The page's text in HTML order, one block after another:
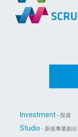
Investment - 投資
Studio - 新規事業創出